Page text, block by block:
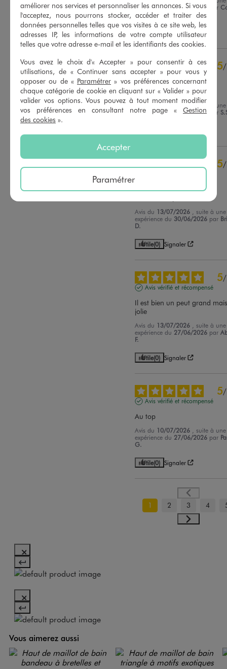
Basé sur 21 avis soumis à un
contrôle
Voir tous les avis sur ce site
5étoiles
15
4 étoiles
3étoiles
0
2étoiles
0
1étoile 0
Trier les avis
expérience du17/07/2026 par
P.
Utile(0) Signaler
5/
Avis vérifié et récompensé
Moyen
Avis du30/07/2026 , suite à une
expérience du17/07/2026 par
5/
Très joli
Avis du 13/07/2026
, suite à une
expérience du 30/06/2026 par
D.
Utile(0) Signaler
5/
Avis vérifié et récompensé
Il est bien un peut grand
jolie
Avis du 13/07/2026
, suite à une
expérience du 27/06/2026 par
F.
Utile(0) Signaler
5/
Avis vérifié et récompensé
Au top
Avis du 10/07/2026
, suite à une
expérience du 27/06/2026 par
G.
Utile(0) Signaler
1 2 3 4
Vous aimerez aussi
améliorer nos services et personnaliser les annonces. Si vous
l'acceptez, nous pourrons stocker, accéder et traiter des
données personnelles telles que vos visites à ce site web, les
adresses IP, les informations de votre compte utilisateur
telles que votre adresse e-mail et les identifiants des cookies.
Vous avez le choix d'« Accepter » pour consentir à ces
utilisations, de « Continuer sans accepter » pour vous y
opposer ou de « Paramétrer » vos préférences concernant
chaque catégorie de cookie en cliquant sur « Valider » pour
valider vos options. Vous pouvez à tout moment modifier
vos préférences en consultant notre page « Gestion
des cookies ».
Accepter
Paramétrer